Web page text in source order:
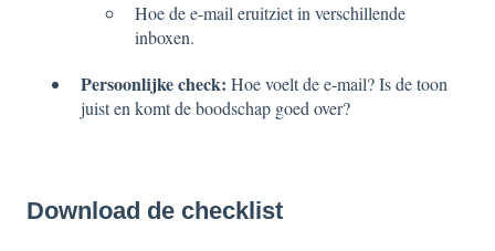
Hoe de e-mail eruitziet in verschillende
inboxen.
Persoonlijke check: Hoe voelt de e-mail? Is de toon
juist en komt de boodschap goed over?
Download de checklist